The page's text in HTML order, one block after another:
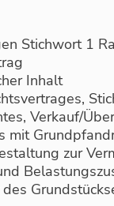
Stichwort 1
Inhalt
Verkauf/
mit
zur